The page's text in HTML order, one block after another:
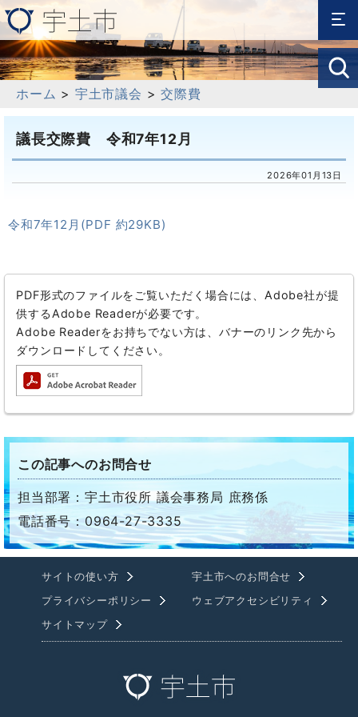
ホーム > 宇土市議会 >交際費
議長交際費 令和7年12月
2026年01月13日
令和7年12月(PDF 約29KB)
PDF形式のファイルをご覧いただく場合には、Adobe社が提
供するAdobe Readerが必要です。
Adobe Readerをお持ちでない方は、バナーのリンク先から
ダウンロードしてください。
この記事へのお問合せ
担当部署：宇土市役所 議会事務局 庶務係
電話番号：0964-27-3335
サイトの使い方
宇土市へのお問合せ
プライバシーポリシー
ウェブアクセシビリティ
サイトマップ